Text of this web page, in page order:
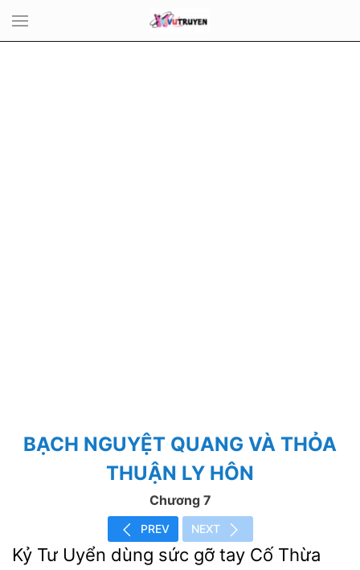
BẠCH NGUYỆT QUANG VÀ THỎA
THUẬN LY HÔN
Chương 7
PREV NEXT
Kỷ Uyển dùng
gỡ tay Cố Thừa